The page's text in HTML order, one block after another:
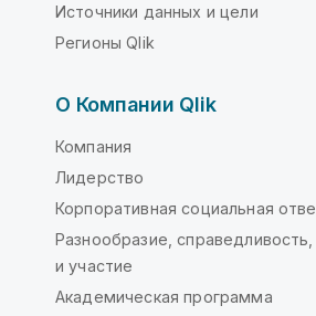
Источники данных и цели
Регионы Qlik
О Компании Qlik
Компания
Лидерство
Корпоративная социальная
Разнообразие,
и участие
Академическая программа